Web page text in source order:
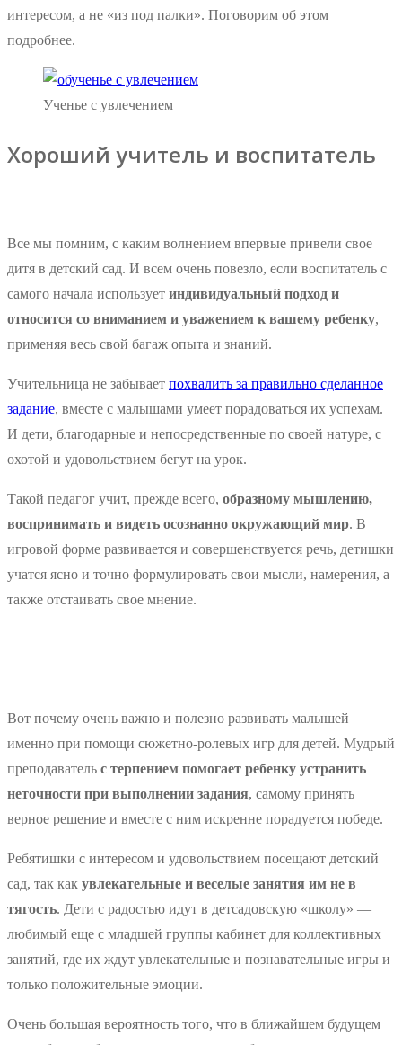
интересом, а не «из под палки». Поговорим об этом
подробнее.
Ученье с увлечением
Хороший учитель и воспитатель
Все мы помним, с каким волнением впервые привели свое
дитя в детский сад. И всем очень повезло, если воспитатель с
самого начала использует индивидуальный подход и
относится со вниманием и уважением к вашему ребенку,
применяя весь свой багаж опыта и знаний.
Учительница не забывает похвалить за правильно сделанное
задание, вместе с малышами умеет порадоваться их успехам.
И дети, благодарные и непосредственные по своей натуре, с
охотой и удовольствием бегут на урок.
Такой педагог учит, прежде всего, образному мышлению,
воспринимать и видеть осознанно окружающий мир. В
игровой форме развивается и совершенствуется речь, детишки
учатся ясно и точно формулировать свои мысли, намерения, а
также отстаивать свое мнение.
Вот почему очень важно и полезно развивать малышей
именно при помощи сюжетно-ролевых игр для детей. Мудрый
преподаватель с терпением помогает ребенку устранить
неточности при выполнении задания, самому принять
верное решение и вместе с ним искренне порадуется победе.
Ребятишки с интересом и удовольствием посещают детский
сад, так как увлекательные и веселые занятия им не в
тягость. Дети с радостью идут в детсадовскую «школу» —
любимый еще с младшей группы кабинет для коллективных
занятий, где их ждут увлекательные и познавательные игры и
только положительные эмоции.
Очень большая вероятность того, что в ближайшем будущем